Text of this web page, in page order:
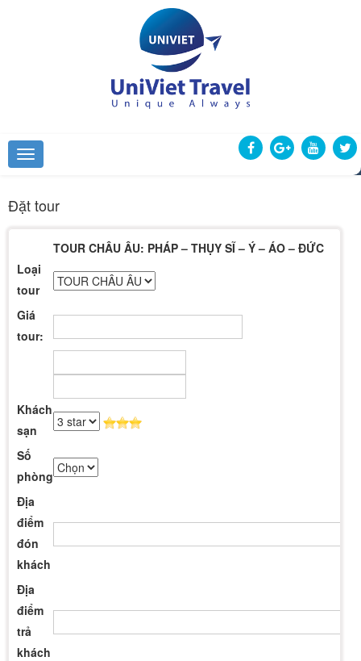
Đặt tour
TOUR CHÂU ÂU: PHÁP – THỤY SĨ – Ý – ÁO – ĐỨC
Loại
tour
Giá
tour:
Khách
sạn
Số
phòng
Địa
điểm
đón
khách
Địa
điểm
trả
khách